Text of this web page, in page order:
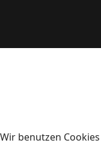
Wir benutzen Cookies